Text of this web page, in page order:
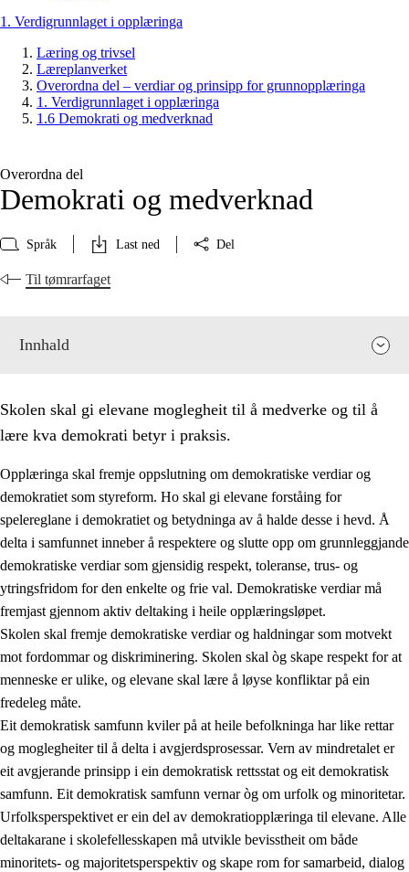
1. Verdigrunnlaget i opplæringa
Læring og trivsel
Læreplanverket
Overordna del – verdiar og prinsipp for grunnopplæringa
1. Verdigrunnlaget i opplæringa
1.6 Demokrati og medverknad
Overordna del
Demokrati og medverknad
Språk Last ned Del
Til tømrarfaget
Innhald
1. Verdigrunnlaget i opplæringa
1.1 Menneskeverdet
1.2 Identitet og kulturelt mangfald
1.3 Kritisk tenking og etisk bevisstheit
1.4 Skaparglede, engasjement og utforskartrong
1.5 Respekt for naturen og miljøbevisstheit
Skolen skal gi elevane moglegheit til å medverke og til å
lære kva demokrati betyr i praksis.
Opplæringa skal fremje oppslutning om demokratiske verdiar og
demokratiet som styreform. Ho skal gi elevane forståing for
spelereglane i demokratiet og betydninga av å halde desse i hevd. Å
delta i samfunnet inneber å respektere og slutte opp om grunnleggjande
demokratiske verdiar som gjensidig respekt, toleranse, trus- og
ytringsfridom for den enkelte og frie val. Demokratiske verdiar må
fremjast gjennom aktiv deltaking i heile opplæringsløpet.
Skolen skal fremje demokratiske verdiar og haldningar som motvekt
mot fordommar og diskriminering. Skolen skal òg skape respekt for at
menneske er ulike, og elevane skal lære å løyse konfliktar på ein
fredeleg måte.
Eit demokratisk samfunn kviler på at heile befolkninga har like rettar
og moglegheiter til å delta i avgjerdsprosessar. Vern av mindretalet er
eit avgjerande prinsipp i ein demokratisk rettsstat og eit demokratisk
samfunn. Eit demokratisk samfunn vernar òg om urfolk og minoritetar.
Urfolksperspektivet er ein del av demokratiopplæringa til elevane. Alle
deltakarane i skolefellesskapen må utvikle bevisstheit om både
minoritets- og majoritetsperspektiv og skape rom for samarbeid, dialog